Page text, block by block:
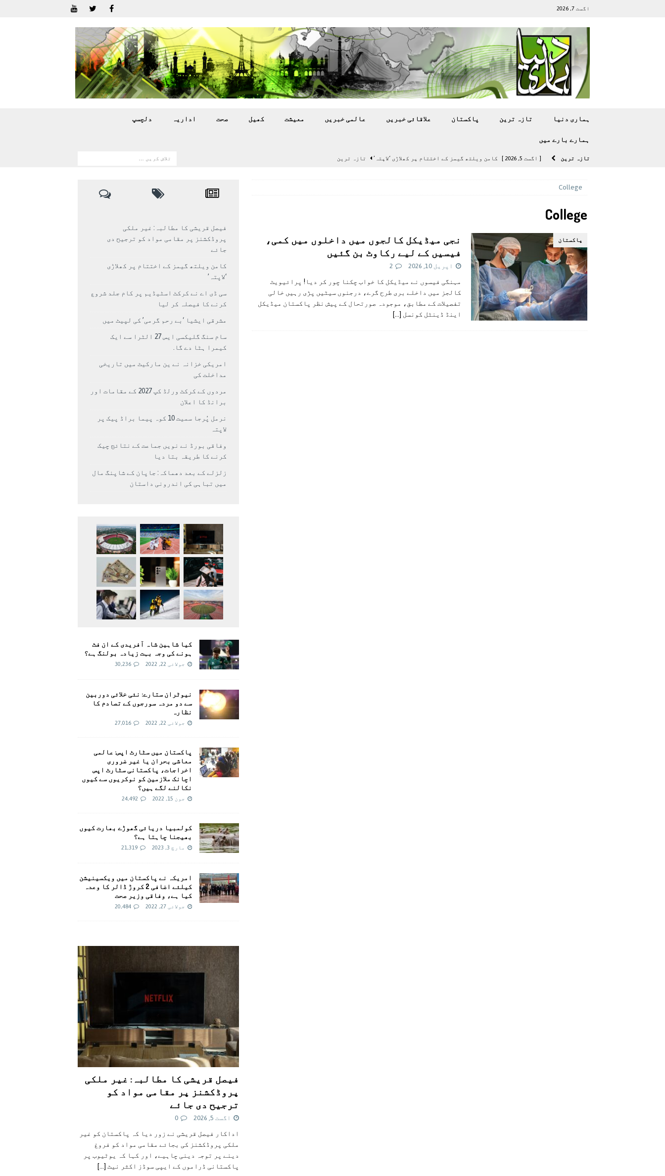
اگست 7, 2026
ہماری دنیا تازہ ترين پاکستان علاقائی خبريں عالمی خبريں معيشت کھيل صحت اداريہ دلچسپ
ہمارے بارے ميں
تازہ ترين [ اگست 5, 2026 ] کامن ویلتھ گیمز کے اختتام پر کھلاڑی ‘لاپتہ’ تازہ ترين
پاکستان
College
College
پاکستان
نجی میڈیکل کالجوں میں داخلوں میں کمی،
فیسیں کے لیے رکاوٹ بن گئیں
اپریل 10, 2026 2
مہنگی فیسوں نے میڈیکل کا خواب چکنا چور کر دیا! پرائیویٹ
کالجز میں داخلے بری طرح گرے، درجنوں سیٹیں پڑی رہیں خالی
تفصیلات کے مطابق، موجودہ صورتحال کے پیش نظر پاکستان میڈیکل
اینڈ ڈینٹل کونسل […]
فیصل قریشی کا مطالبہ: غیر ملکی
پروڈکشنز پر مقامی مواد کو ترجیح دی
جائے
کامن ویلتھ گیمز کے اختتام پر کھلاڑی
‘لاپتہ’
سی ڈی اے نے کرکٹ اسٹیڈیم پر کام جلد شروع
کرنے کا فیصلہ کر لیا
مشرقی ایشیا ‘بے رحم گرمی’ کی لپیٹ میں
سام سنگ گلیکسی ایس 27 الٹرا سے ایک
کیمرا ہٹا دے گا.
امریکی خزانہ نے ین مارکیٹ میں تاریخی
مداخلت کی
مردوں کے کرکٹ ورلڈ کپ 2027 کے مقامات اور
برانڈ کا اعلان
نرمل پُرجا سمیت 10 کوہ پیما براڈ پیک پر
لاپتہ
وفاقی بورڈ نے نویں جماعت کے نتائج چیک
کرنے کا طریقہ بتا دیا
زلزلے کے بعد دھماکہ: جاپان کے شاپنگ مال
میں تباہی کی اندرونی داستان
کیا شاہین شاہ آفریدی کے ان فٹ
ہونے کی وجہ بہت زیادہ بولنگ ہے؟
جولائی 22, 2022 30,236
نیوٹران ستارے: نئی خلائی دوربین
سے دو مردہ سورجوں کے تصادم کا
نظارہ
جولائی 22, 2022 27,016
پاکستان میں سٹارٹ اپس: عالمی
معاشی بحران یا غیر ضروری
اخراجات، پاکستانی سٹارٹ اپس
اچانک ملازمین کو نوکریوں سے کیوں
نکالنے لگے ہیں؟
جون 15, 2022 24,492
کولمبیا دریائی گھوڑے بھارت کیوں
بھیجنا چاہتا ہے؟
مارچ 3, 2023 21,319
امريکہ نے پاکستان میں ویکسینیشن
کیلئے اضافی 2 کروڑ ڈالر کا وعدہ
کیا ہے، وفاقی وزیر صحت
جولائی 27, 2022 20,484
فیصل قریشی کا مطالبہ: غیر ملکی
پروڈکشنز پر مقامی مواد کو
ترجیح دی جائے
اگست 5, 2026 0
اداکار فیصل قریشی نے زور دیا کہ پاکستان کو غیر
ملکی پروڈکشنز کی بجائے مقامی مواد کو فروغ
دینے پر توجہ دینی چاہیے، اور کہا کہ یوٹیوب پر
پاکستانی ڈراموں کے ایپی سوڈز اکثر نیٹ [...]